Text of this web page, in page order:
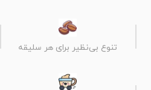
تنوع بی‌نظیر برای هر سلیقه